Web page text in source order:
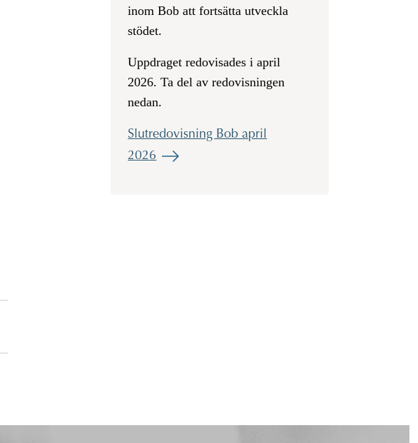
inom Bob att fortsätta utveckla
stödet.
Uppdraget redovisades i april
2026. Ta del av redovisningen
nedan.
Slutredovisning Bob april
2026